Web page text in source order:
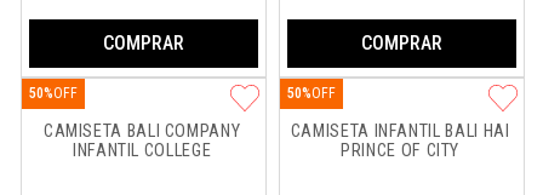
COMPRAR COMPRAR
CAMISETA BALI COMPANY
INFANTIL COLLEGE
50%
CAMISETA INFANTIL BALI HAI
PRINCE OF CITY
50%